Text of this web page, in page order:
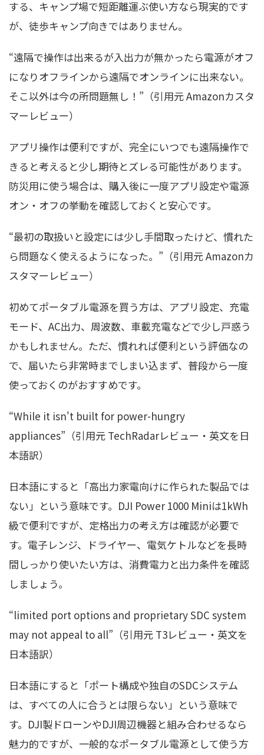
する、キャンプ場で短距離運ぶ使い方なら現実的です
が、徒歩キャンプ向きではありません。
“遠隔で操作は出来るが入出力が無かったら電源がオフ
になりオフラインから遠隔でオンラインに出来ない。
そこ以外は今の所問題無し！”（引用元 Amazonカスタ
マーレビュー）
アプリ操作は便利ですが、完全にいつでも遠隔操作で
きると考えると少し期待とズレる可能性があります。
防災用に使う場合は、購入後に一度アプリ設定や電源
オン・オフの挙動を確認しておくと安心です。
“最初の取扱いと設定には少し手間取ったけど、慣れた
ら問題なく使えるようになった。”（引用元 Amazonカ
スタマーレビュー）
初めてポータブル電源を買う方は、アプリ設定、充電
モード、AC出力、周波数、車載充電などで少し戸惑う
かもしれません。ただ、慣れれば便利という評価なの
で、届いたら非常時までしまい込まず、普段から一度
使っておくのがおすすめです。
“While it isn't built for power-hungry
appliances”（引用元 TechRadarレビュー・英文を日
本語訳）
日本語にすると「高出力家電向けに作られた製品では
ない」という意味です。DJI Power 1000 Miniは1kWh
級で便利ですが、定格出力の考え方は確認が必要で
す。電子レンジ、ドライヤー、電気ケトルなどを長時
間しっかり使いたい方は、消費電力と出力条件を確認
しましょう。
“limited port options and proprietary SDC system
may not appeal to all”（引用元 T3レビュー・英文を
日本語訳）
日本語にすると「ポート構成や独自のSDCシステム
は、すべての人に合うとは限らない」という意味で
す。DJI製ドローンやDJI周辺機器と組み合わせるなら
魅力的ですが、一般的なポータブル電源として使う方